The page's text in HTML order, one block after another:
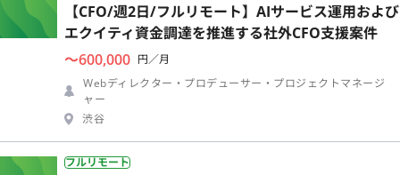
【CFO/週2日/フルリモート】AIサービス運用および
エクイティ資金調達を推進する社外CFO支援案件
〜600,000 円／月
Webディレクター・プロデューサー・プロジェクトマネージ
ャー
渋谷
フルリモート